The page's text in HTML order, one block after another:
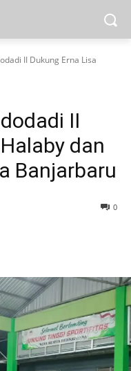
II Dukung Erna Lisa
II
dan
Banjarbaru
0